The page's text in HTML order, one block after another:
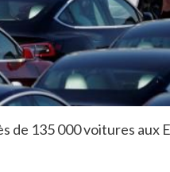
de 135 000 voitures aux